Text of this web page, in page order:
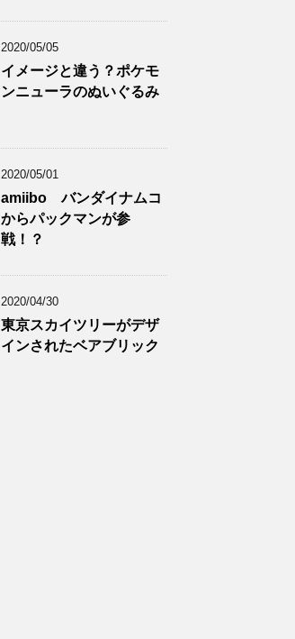
2020/05/05
イメージと違う？ポケモ
ンニューラのぬいぐるみ
2020/05/01
amiibo バンダイナムコ
からパックマンが参
戦！？
2020/04/30
東京スカイツリーがデザ
インされたベアブリック